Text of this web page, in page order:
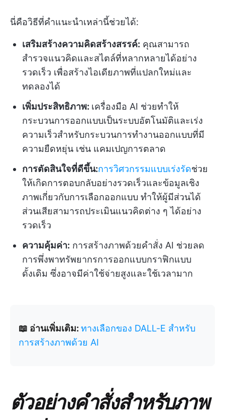
นี่คือวิธีที่คำแนะนำเหล่านี้ช่วยได้:
เสริมสร้างความคิดสร้างสรรค์: คุณสามารถ
สำรวจแนวคิดและสไตล์ที่หลากหลายได้อย่าง
รวดเร็ว เพื่อสร้างไอเดียภาพที่แปลกใหม่และ
ทดลองได้
เพิ่มประสิทธิภาพ: เครื่องมือ AI ช่วยทำให้
กระบวนการออกแบบเป็นระบบอัตโนมัติและเร่ง
ความเร็วสำหรับกระบวนการทำงานออกแบบที่มี
ความยืดหยุ่น เช่น แคมเปญการตลาด
การตัดสินใจที่ดีขึ้น:การวิศวกรรมแบบเร่งรัดช่วย
ให้เกิดการตอบกลับอย่างรวดเร็วและข้อมูลเชิง
ภาพเกี่ยวกับการเลือกออกแบบ ทำให้ผู้มีส่วนได้
ส่วนเสียสามารถประเมินแนวคิดต่าง ๆ ได้อย่าง
รวดเร็ว
ความคุ้มค่า: การสร้างภาพด้วยคำสั่ง AI ช่วยลด
การพึ่งพาทรัพยากรการออกแบบกราฟิกแบบ
ดั้งเดิม ซึ่งอาจมีค่าใช้จ่ายสูงและใช้เวลามาก
📖 อ่านเพิ่มเติม: ทางเลือกของ DALL-E สำหรับ
การสร้างภาพด้วย AI
ตัวอย่างคำสั่งสำหรับภาพ